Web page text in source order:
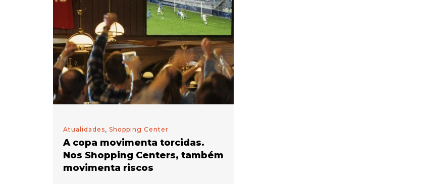
Atualidades, Shopping Center
A copa movimenta torcidas.
Nos Shopping Centers, também
movimenta riscos